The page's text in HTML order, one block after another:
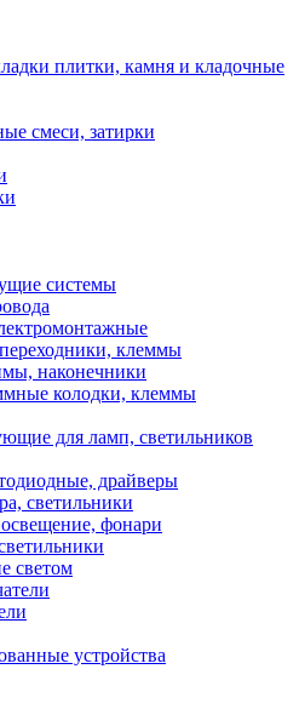
плитки, камня и кладочные
смеси, затирки
системы
клеммы
наконечники
колодки, клеммы
для ламп, светильников
драйверы
светильники
фонари
светом
устройства